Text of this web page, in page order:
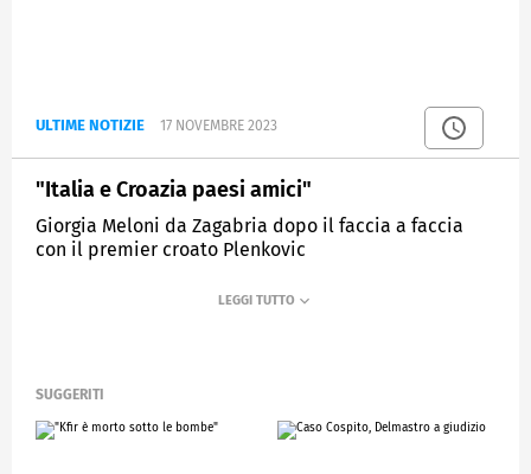
ULTIME NOTIZIE 17 NOVEMBRE 2023
"Italia e Croazia paesi amici"
Giorgia Meloni da Zagabria dopo il faccia a faccia
con il premier croato Plenkovic
STUDIOAPERTO
SUGGERITI